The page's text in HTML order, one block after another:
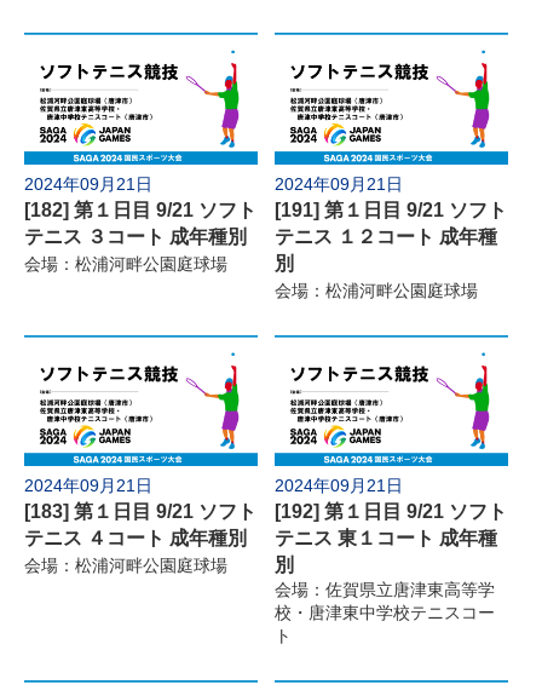
2024年09月21日
[182] 第１日目 9/21 ソフト
テニス ３コート 成年種別
会場：松浦河畔公園庭球場
2024年09月21日
[191] 第１日目 9/21 ソフト
テニス １２コート 成年種
別
会場：松浦河畔公園庭球場
2024年09月21日
[183] 第１日目 9/21 ソフト
テニス ４コート 成年種別
会場：松浦河畔公園庭球場
2024年09月21日
[192] 第１日目 9/21 ソフト
テニス 東１コート 成年種
別
会場：佐賀県立唐津東高等学
校・唐津東中学校テニスコー
ト